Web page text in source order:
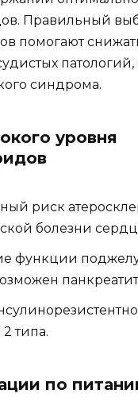
Правильный
помогают
синдрома.
уровня
риск
болезни
функции
типа.
по